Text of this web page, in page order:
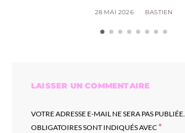
28 MAI 2026 BASTIEN
LAISSER UN COMMENTAIRE
VOTRE ADRESSE E-MAIL NE SERA PAS PUBLIÉE.
OBLIGATOIRES SONT INDIQUÉS AVEC *